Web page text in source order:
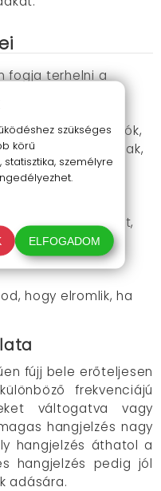
fogja terhelni a
zsebben elfér.
használhatók,
a társaidnak,
Még kesztyűben is
anyagból készült,
téged.
lesz, amikor
hogy elromlik, ha
fújj bele erőteljesen
frekvenciájú
váltogatva vagy
hangjelzés nagy
hangjelzés áthatol a
hangjelzés pedig jól
adására.
szükséges
körű
személyre
ELFOGADOM